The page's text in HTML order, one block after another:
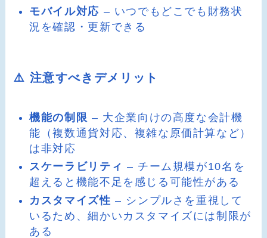
モバイル対応 – いつでもどこでも財務状
況を確認・更新できる
⚠️ 注意すべきデメリット
機能の制限 – 大企業向けの高度な会計機
能（複数通貨対応、複雑な原価計算など）
は非対応
スケーラビリティ – チーム規模が10名を
超えると機能不足を感じる可能性がある
カスタマイズ性 – シンプルさを重視して
いるため、細かいカスタマイズには制限が
ある